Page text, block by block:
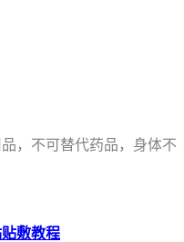
，不可替代药品，身体不
敷教程